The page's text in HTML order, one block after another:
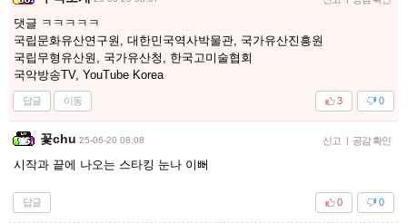
댓글 ㅋㅋㅋㅋㅋ
국립문화유산연구원, 대한민국역사박물관, 국가유산진흥원
국립무형유산원, 국가유산청, 한국고미술협회
국악방송TV, YouTube Korea
답글 이동 0
3
꽃chu 25-06-20 08:08 신고 | 공감 확인
시작과 끝에 나오는 스타킹 눈나 이뻐
답글 0
0